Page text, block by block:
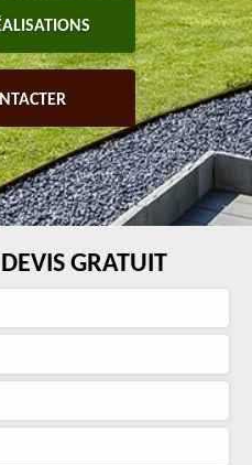
GRATUIT